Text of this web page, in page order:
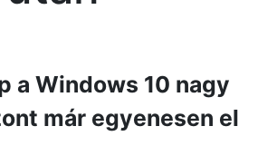
a Windows 10 nagy
már egyenesen el